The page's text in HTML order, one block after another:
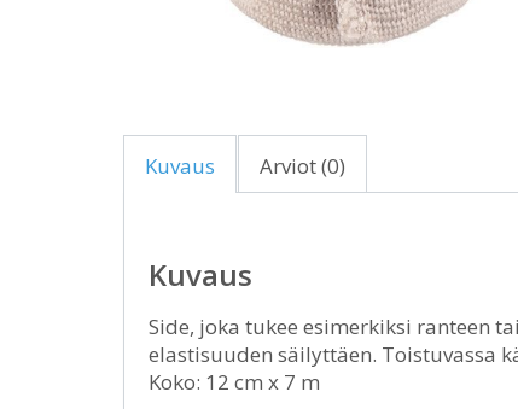
Kuvaus Arviot (0)
Kuvaus
Side, joka tukee esimerkiksi ranteen
elastisuuden säilyttäen. Toistuvassa
Koko: 12 cm x 7 m